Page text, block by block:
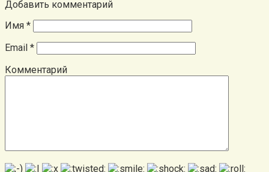
Добавить комментарий
Имя *
Email *
Комментарий